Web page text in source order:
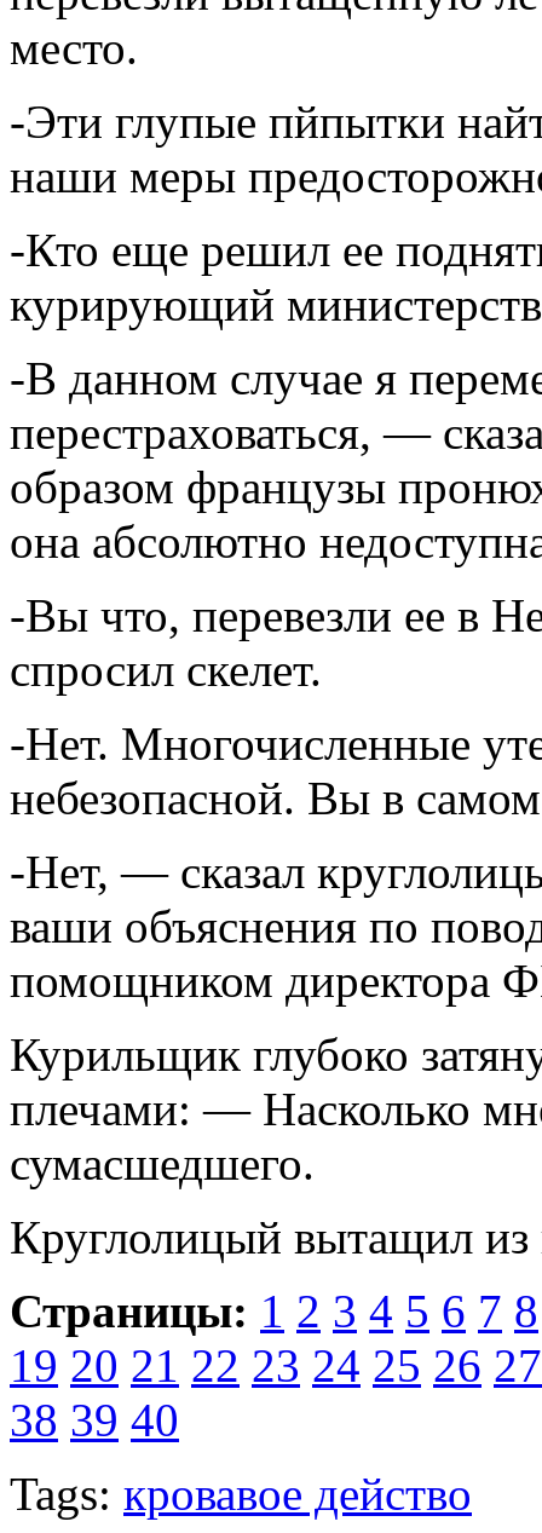
место.
-Эти глупые пйпытки
наши меры
-Кто еще решил ее
курирующий
-В данном случае я
перестраховаться, —
образом французы
она абсолютно
-Вы что, перевезли ее в
спросил скелет.
-Нет. Многочисленные
небезопасной. Вы в
-Нет, — сказал
ваши объяснения по
помощником директора
Курильщик глубоко
плечами: — Насколько
сумасшедшего.
Круглолицый вытащил
Страницы: 1 2 3 4 5 6 7 8
19 20 21 22 23 24 25 26 27
38 39 40
Tags: кровавое действо